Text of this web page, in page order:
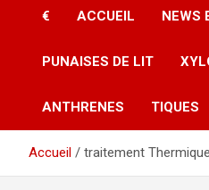
€ ACCUEIL NEWS
PUNAISES DE LIT
ANTHRENES TIQUES
Accueil traitement Thermique